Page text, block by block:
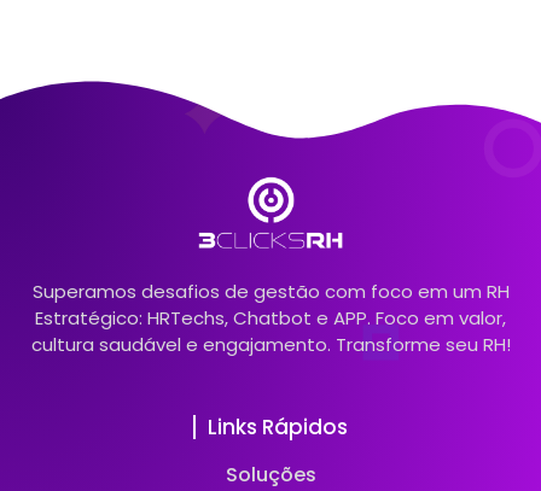
Superamos desafios de gestão com foco em um RH
Estratégico: HRTechs, Chatbot e APP. Foco em valor,
cultura saudável e engajamento. Transforme seu RH!
Links Rápidos
Soluções